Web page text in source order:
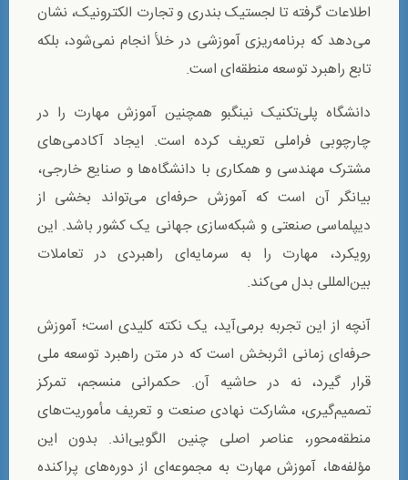
اطلاعات گرفته تا لجستیک بندری و تجارت الکترونیک، نشان
می‌دهد که برنامه‌ریزی آموزشی در خلأ انجام نمی‌شود، بلکه
تابع راهبرد توسعه منطقه‌ای است.
دانشگاه پلی‌تکنیک نینگبو همچنین آموزش مهارت را در
چارچوبی فراملی تعریف کرده است. ایجاد آکادمی‌های
مشترک مهندسی و همکاری با دانشگاه‌ها و صنایع خارجی،
بیانگر آن است که آموزش حرفه‌ای می‌تواند بخشی از
دیپلماسی صنعتی و شبکه‌سازی جهانی یک کشور باشد. این
رویکرد، مهارت را به سرمایه‌ای راهبردی در تعاملات
بین‌المللی بدل می‌کند.
آنچه از این تجربه برمی‌آید، یک نکته کلیدی است؛ آموزش
حرفه‌ای زمانی اثربخش است که در متن راهبرد توسعه ملی
قرار گیرد، نه در حاشیه آن. حکمرانی منسجم، تمرکز
تصمیم‌گیری، مشارکت نهادی صنعت و تعریف مأموریت‌های
منطقه‌محور، عناصر اصلی چنین الگویی‌اند. بدون این
مؤلفه‌ها، آموزش مهارت به مجموعه‌ای از دوره‌های پراکنده